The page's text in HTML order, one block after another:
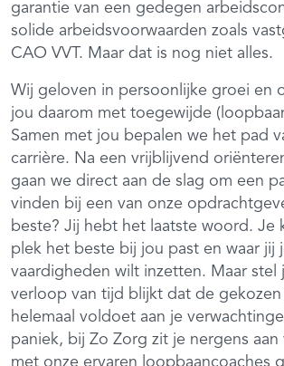
garantie van een gedegen
solide arbeidsvoorwaarden zoals
CAO VVT. Maar dat is nog niet alles.
Wij geloven in persoonlijke groei en
jou daarom met toegewijde
Samen met jou bepalen we het pad
carrière. Na een vrijblijvend
gaan we direct aan de slag om een
vinden bij een van onze
beste? Jij hebt het laatste woord. Je
plek het beste bij jou past en waar jij
vaardigheden wilt inzetten. Maar stel
verloop van tijd blijkt dat de
helemaal voldoet aan je
paniek, bij Zo Zorg zit je nergens aan
met onze ervaren loopbaancoaches